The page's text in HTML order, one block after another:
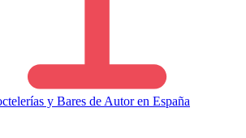
y Bares de Autor en España